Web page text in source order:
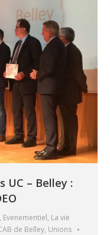
UC – Belley :
, Evenementiel, La vie
de Belley, Unions